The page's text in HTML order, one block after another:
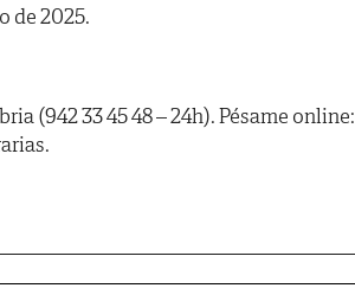
de 2025.
(942 33 45 48 – 24h). Pésame online: